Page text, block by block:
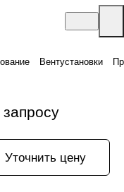
Вентустановки
Уточнить цену